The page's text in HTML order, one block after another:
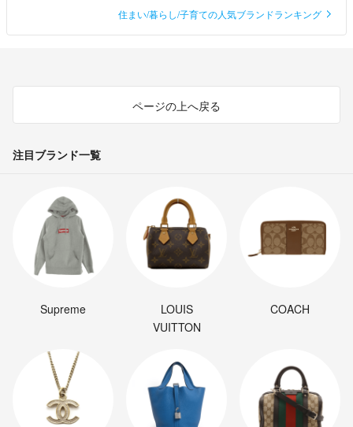
住まい/暮らし/子育ての人気ブランドランキング
ページの上へ戻る
注目ブランド一覧
Supreme
LOUIS
VUITTON
COACH